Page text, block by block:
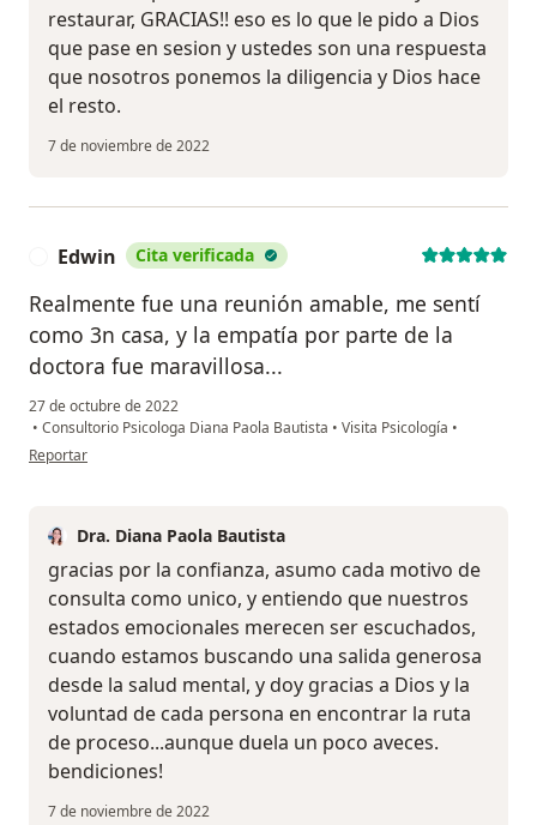
restaurar, GRACIAS!! eso es lo que le pido a Dios
que pase en sesion y ustedes son una respuesta
que nosotros ponemos la diligencia y Dios hace
el resto.
7 de noviembre de 2022
Edwin Cita verificada
Realmente fue una reunión amable, me sentí
como 3n casa, y la empatía por parte de la
doctora fue maravillosa...
27 de octubre de 2022
• Consultorio Psicologa Diana Paola Bautista • Visita Psicología •
en opinión del usuario Edwin
Reportar
Dra. Diana Paola Bautista
gracias por la confianza, asumo cada motivo de
consulta como unico, y entiendo que nuestros
estados emocionales merecen ser escuchados,
cuando estamos buscando una salida generosa
desde la salud mental, y doy gracias a Dios y la
voluntad de cada persona en encontrar la ruta
de proceso...aunque duela un poco aveces.
bendiciones!
7 de noviembre de 2022